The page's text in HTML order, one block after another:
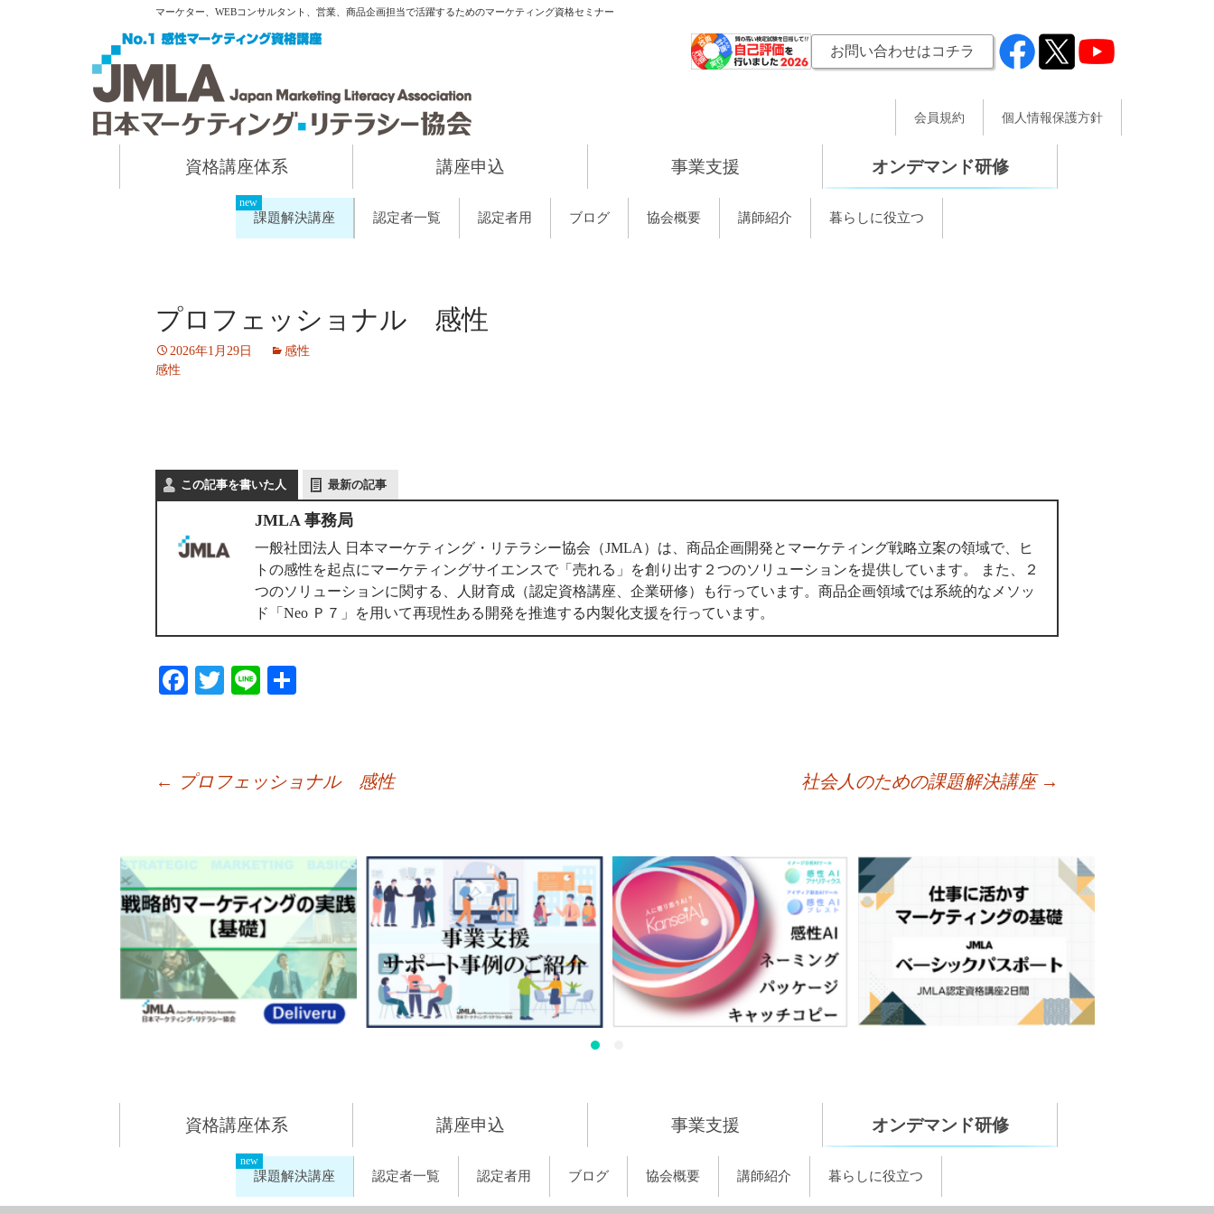
マーケター、WEBコンサルタント、営業、商品企画担当で活躍するためのマーケティング資格セミナー
お問い合わせはコチラ
会員規約 個人情報保護方針
資格講座体系 講座申込 事業支援 オンデマンド研修
課題解決講座 認定者一覧 認定者用 ブログ 協会概要 講師紹介 暮らしに役立つ
プロフェッショナル 感性
2026年1月29日
感性
感性
この記事を書いた人 最新の記事
JMLA 事務局
一般社団法人 日本マーケティング・リテラシー協会（JMLA）は、商品企画開発とマーケティング戦略立案の領域で、ヒ
トの感性を起点にマーケティングサイエンスで「売れる」を創り出す２つのソリューションを提供しています。 また、２
つのソリューションに関する、人財育成（認定資格講座、企業研修）も行っています。商品企画領域では系統的なメソッ
ド「Neo Ｐ７」を用いて再現性ある開発を推進する内製化支援を行っています。
Fa
ok
T
Li
← プロフェッショナル 感性 社会人のための課題解決講座 →
資格講座体系 講座申込 事業支援 オンデマンド研修
課題解決講座 認定者一覧 認定者用 ブログ 協会概要 講師紹介 暮らしに役立つ